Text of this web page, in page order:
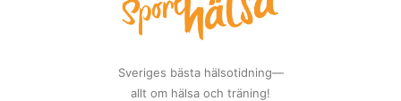
Sveriges bästa hälsotidning—
allt om hälsa och träning!